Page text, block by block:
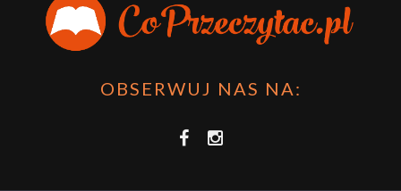
OBSERWUJ NAS NA: